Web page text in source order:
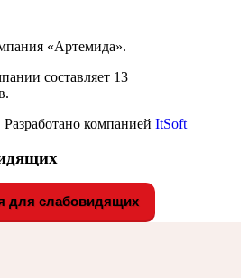
«Артемида».
составляет 13
компанией ItSoft
для слабовидящих